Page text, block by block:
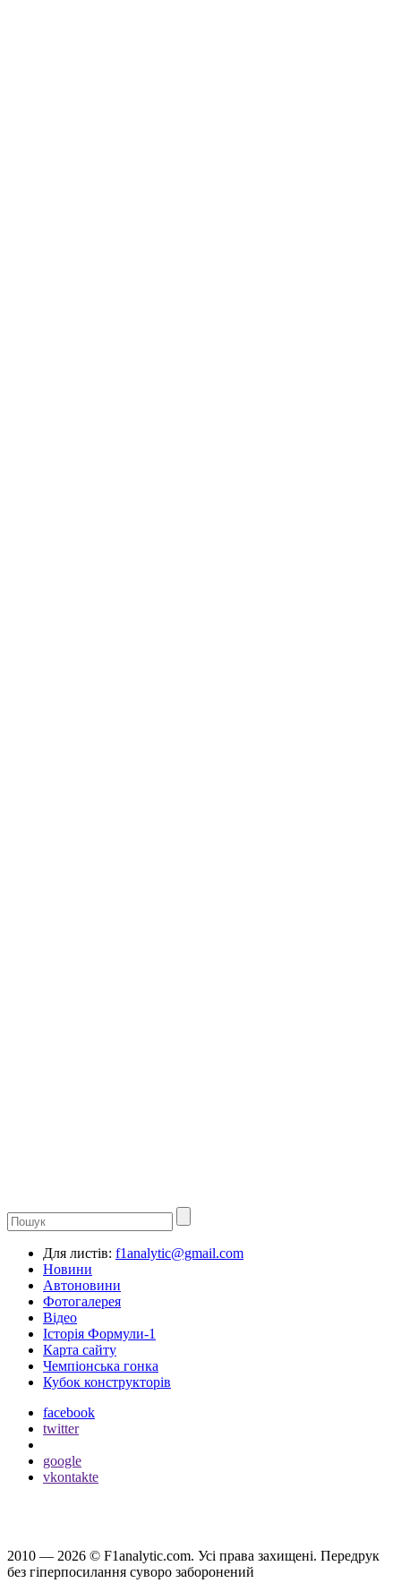
Для листів: f1analytic@gmail.com
Новини
Автоновини
Фотогалерея
Відео
Історія Формули-1
Карта сайту
Чемпіонська гонка
Кубок конструкторів
facebook
twitter
google
vkontakte
2010 — 2026 © F1analytic.com. Усi права захищенi. Передрук
без гіперпосилання суворо заборонений